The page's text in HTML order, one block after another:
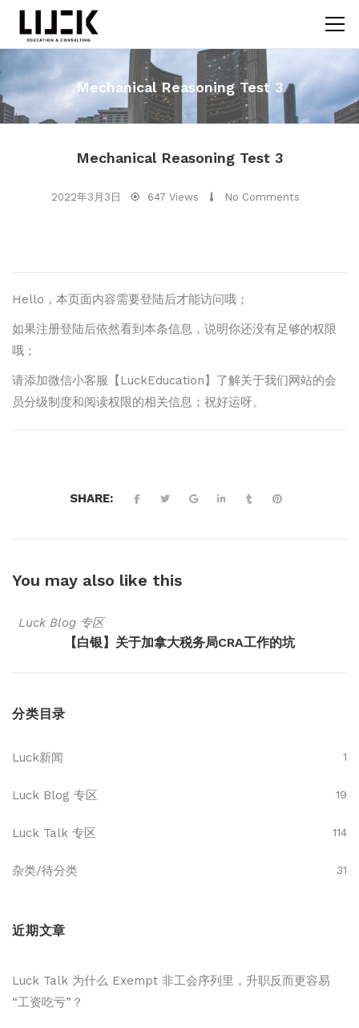
Mechanical Reasoning Test 3
Mechanical Reasoning Test 3
2022年3月3日 647 Views No Comments
Hello，本页面内容需要登陆后才能访问哦；
如果注册登陆后依然看到本条信息，说明你还没有足够的权限
哦；
请添加微信小客服【LuckEducation】了解关于我们网站的会
员分级制度和阅读权限的相关信息；祝好运呀。
SHARE:
You may also like this
Luck Blog 专区
【白银】关于加拿大税务局CRA工作的坑
分类目录
Luck新闻 1
Luck Blog 专区 19
Luck Talk 专区 114
杂类/待分类 31
近期文章
Luck Talk 为什么 Exempt 非工会序列里，升职反而更容易
“工资吃亏”？